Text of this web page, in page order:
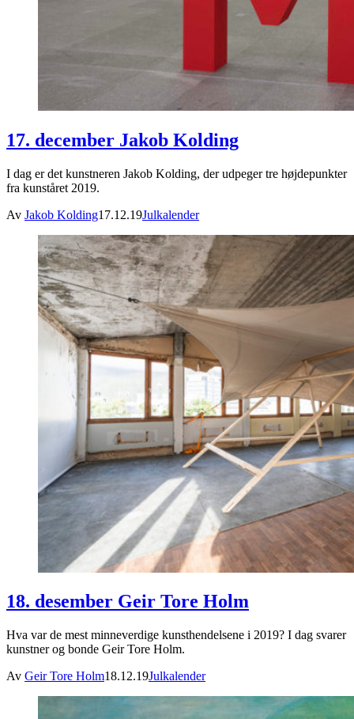
17. december Jakob Kolding
I dag er det kunstneren Jakob Kolding, der udpeger tre højdepunkter
fra kunståret 2019.
Av Jakob Kolding17.12.19Julkalender
18. desember Geir Tore Holm
Hva var de mest minneverdige kunsthendelsene i 2019? I dag svarer
kunstner og bonde Geir Tore Holm.
Av Geir Tore Holm18.12.19Julkalender